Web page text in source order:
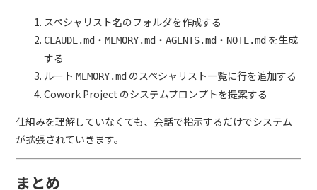
スペシャリスト名のフォルダを作成する
CLAUDE.md ・MEMORY.md ・AGENTS.md ・ NOTE.md を生成
する
ルートMEMORY.md のスペシャリスト一覧に行を追加する
Cowork Project のシステムプロンプトを提案する
仕組みを理解していなくても、会話で指示するだけでシステム
が拡張されていきます。
まとめ